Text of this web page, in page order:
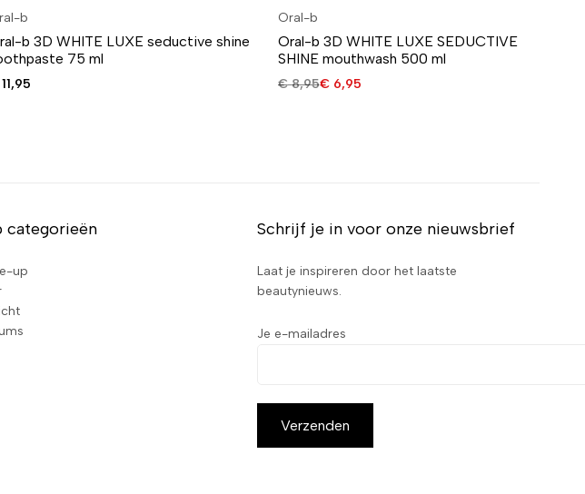
b
b 3D WHITE LUXE seductive shine
75 ml
11,95
Oral-b
Oral-b 3D WHITE LUXE SEDUCTIVE
SHINE mouthwash 500 ml
€8,95€6,95
categorieën
up
Schrijf je in voor onze nieuwsbrief
Laat je inspireren door het laatste
beautynieuws.
Je e-mailadres